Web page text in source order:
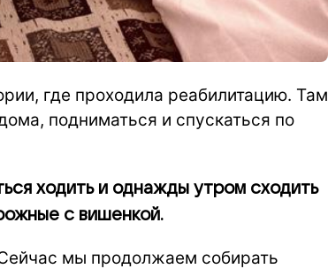
где проходила реабилитацию. Там
подниматься и спускаться по
ходить и однажды утром сходить
с вишенкой.
мы продолжаем собирать